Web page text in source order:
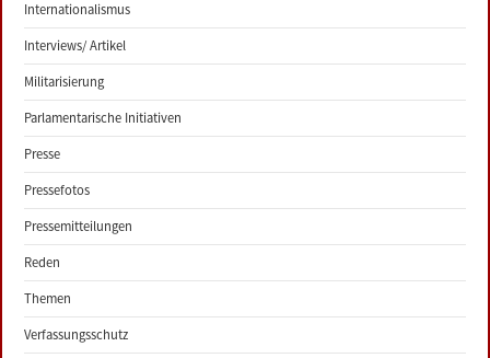
Internationalismus
Interviews/ Artikel
Militarisierung
Parlamentarische Initiativen
Presse
Pressefotos
Pressemitteilungen
Reden
Themen
Verfassungsschutz